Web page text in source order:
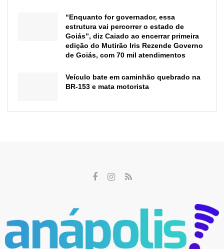
“Enquanto for governador, essa
estrutura vai percorrer o estado de
Goiás”, diz Caiado ao encerrar primeira
edição do Mutirão Iris Rezende Governo
de Goiás, com 70 mil atendimentos
Veículo bate em caminhão quebrado na
BR-153 e mata motorista